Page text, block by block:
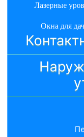
Лазерные
Окна для